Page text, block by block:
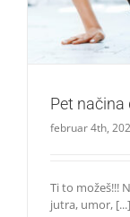
Pet načina
februar 4th,
Ti to možeš!!!
jutra, umor, [...]